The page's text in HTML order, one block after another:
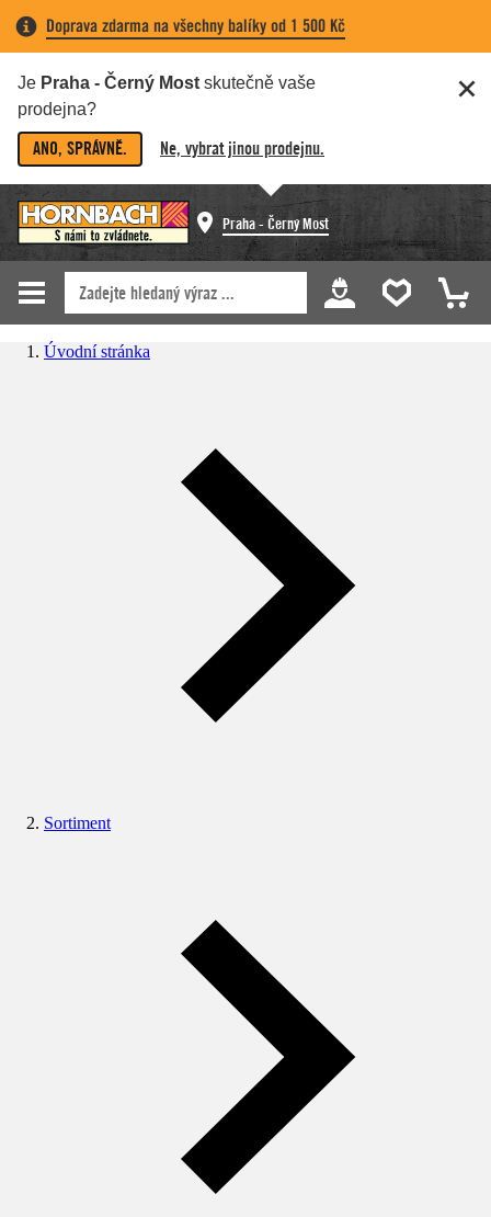
Doprava zdarma na všechny balíky od 1 500 Kč
Je Praha - Černý Most skutečně vaše
prodejna?
ANO, SPRÁVNĚ. Ne, vybrat jinou prodejnu.
Praha - Černý Most
Úvodní stránka
Sortiment